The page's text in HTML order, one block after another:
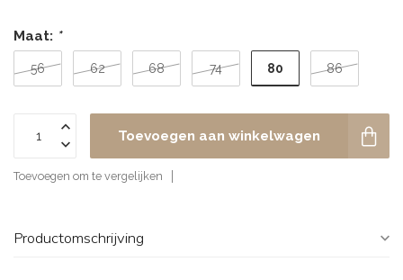
Maat: *
56 62 68 74 80 86
Toevoegen aan winkelwagen
Toevoegen om te vergelijken
Productomschrijving